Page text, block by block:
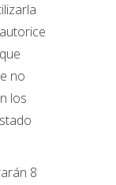
no
los
8